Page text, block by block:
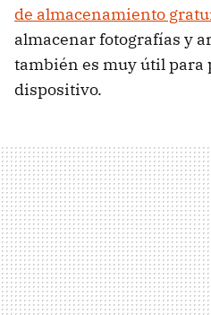
de almacenamiento
almacenar fotografías y
también es muy útil para
dispositivo.